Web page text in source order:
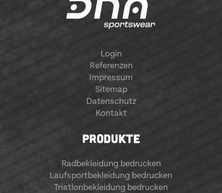
Login
Referenzen
Impressum
Sitemap
Datenschutz
Kontakt
PRODUKTE
Radbekleidung bedrucken
Laufsportbekleidung bedrucken
Triatlonbekleidung bedrucken